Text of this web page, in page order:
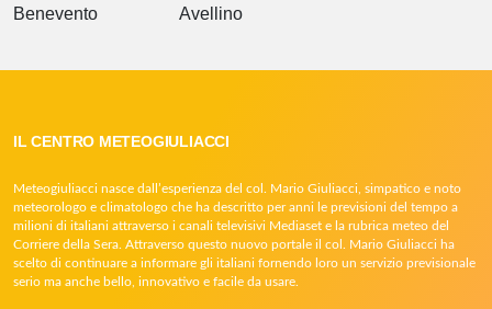
Benevento
Avellino
IL CENTRO METEOGIULIACCI
Meteogiuliacci nasce dall’esperienza del col. Mario Giuliacci, simpatico e noto
meteorologo e climatologo che ha descritto per anni le previsioni del tempo a
milioni di italiani attraverso i canali televisivi Mediaset e la rubrica meteo del
Corriere della Sera. Attraverso questo nuovo portale il col. Mario Giuliacci ha
scelto di continuare a informare gli italiani fornendo loro un servizio previsionale
serio ma anche bello, innovativo e facile da usare.